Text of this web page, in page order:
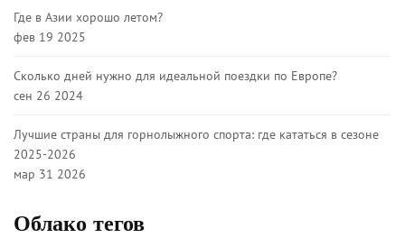
Где в Азии хорошо летом?
фев 19 2025
Сколько дней нужно для идеальной поездки по Европе?
сен 26 2024
Лучшие страны для горнолыжного спорта: где кататься в сезоне
2025-2026
мар 31 2026
Облако тегов